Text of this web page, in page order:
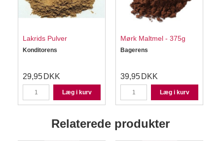
Lakrids Pulver
Konditorens
29,95 DKK
Læg i kurv
Mørk Maltmel - 375g
Bagerens
39,95 DKK
Læg i kurv
Relaterede produkter